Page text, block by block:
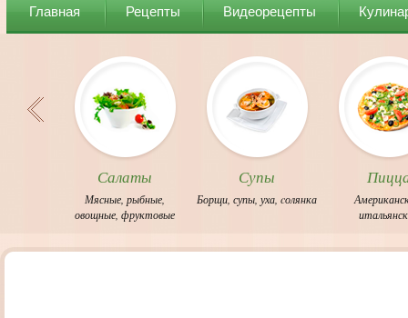
Главная Рецепты Видеорецепты
Салаты
Мясные ,рыбные
овощные ,фруктовые
Супы
Борщи ,супы ,уха ,cолянка